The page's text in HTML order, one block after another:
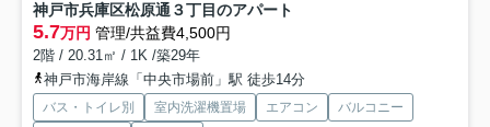
神戸市兵庫区松原通３丁目のアパート
5.7万円 管理/共益費4,500円
2階 / 20.31㎡ / 1K /築29年
神戸市海岸線「中央市場前」駅 徒歩14分
バス・トイレ別 室内洗濯機置場 エアコン
バルコニー